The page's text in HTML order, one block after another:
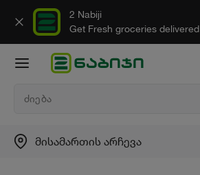
2 Nabiji
Get Fresh groceries delivered
მისამართის არჩევა